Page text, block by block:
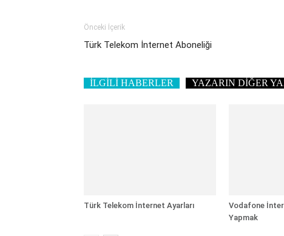
Önceki İçerik
Türk Telekom İnternet Aboneliği
İLGİLİ HABERLER YAZARIN DİĞER
Türk Telekom İnternet Ayarları
Vodafone
Yapmak